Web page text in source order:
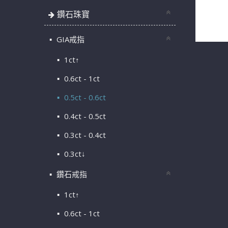
鑽石珠寶
GIA戒指
1ct↑
0.6ct - 1ct
0.5ct - 0.6ct
0.4ct - 0.5ct
0.3ct - 0.4ct
0.3ct↓
鑽石戒指
1ct↑
0.6ct - 1ct